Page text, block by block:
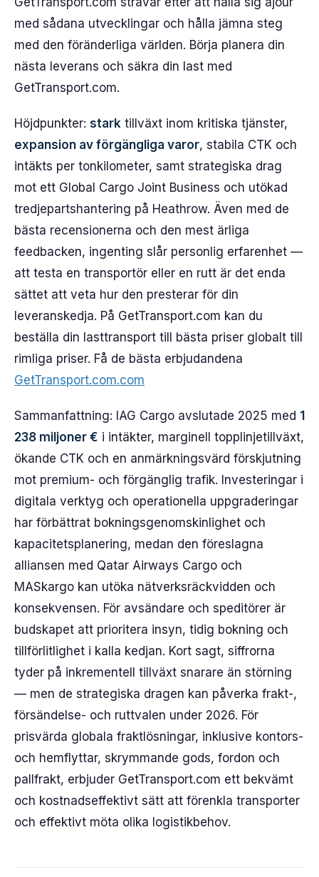
med sådana utvecklingar och hålla jämna steg
med den föränderliga världen. Börja planera din
nästa leverans och säkra din last med
GetTransport.com.
Höjdpunkter: stark tillväxt inom kritiska tjänster,
expansion av förgängliga varor, stabila CTK och
intäkts per tonkilometer, samt strategiska drag
mot ett Global Cargo Joint Business och utökad
tredjepartshantering på Heathrow. Även med de
bästa recensionerna och den mest ärliga
feedbacken, ingenting slår personlig erfarenhet —
att testa en transportör eller en rutt är det enda
sättet att veta hur den presterar för din
leveranskedja. På GetTransport.com kan du
beställa din lasttransport till bästa priser globalt till
rimliga priser. Få de bästa erbjudandena
GetTransport.com.com
Sammanfattning: IAG Cargo avslutade 2025 med 1
238 miljoner € i intäkter, marginell topplinjetillväxt,
ökande CTK och en anmärkningsvärd förskjutning
mot premium- och förgänglig trafik. Investeringar i
digitala verktyg och operationella uppgraderingar
har förbättrat bokningsgenomskinlighet och
kapacitetsplanering, medan den föreslagna
alliansen med Qatar Airways Cargo och
MASkargo kan utöka nätverksräckvidden och
konsekvensen. För avsändare och speditörer är
budskapet att prioritera insyn, tidig bokning och
tillförlitlighet i kalla kedjan. Kort sagt, siffrorna
tyder på inkrementell tillväxt snarare än störning
— men de strategiska dragen kan påverka frakt-,
försändelse- och ruttvalen under 2026. För
prisvärda globala fraktlösningar, inklusive kontors-
och hemflyttar, skrymmande gods, fordon och
pallfrakt, erbjuder GetTransport.com ett bekvämt
och kostnadseffektivt sätt att förenkla transporter
och effektivt möta olika logistikbehov.